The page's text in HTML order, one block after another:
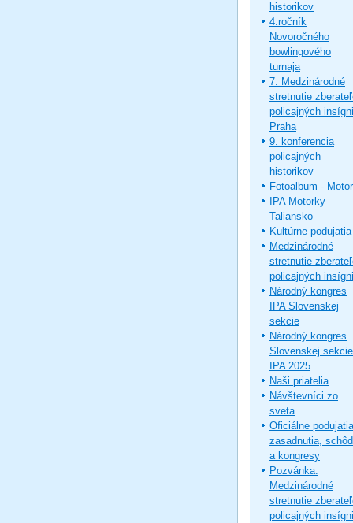
historikov
4.ročník
Novoročného
bowlingového
turnaja
7. Medzinárodné
stretnutie
policajných
Praha
9. konferencia
policajných
historikov
Fotoalbum -
IPA Motorky
Taliansko
Kultúrne podujatia
Medzinárodné
stretnutie
policajných
Národný kongres
IPA Slovenskej
sekcie
Národný kongres
Slovenskej sekcie
IPA 2025
Naši priatelia
Návštevníci zo
sveta
Oficiálne
zasadnutia,
a kongresy
Pozvánka:
Medzinárodné
stretnutie
policajných